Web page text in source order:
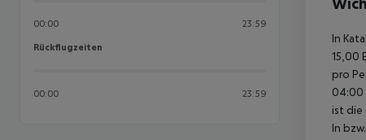
00:00 23:59
Rückflugzeiten
Rückflugzeiten
00:00 23:59
In
15,00
pro
04:00
ist die
In